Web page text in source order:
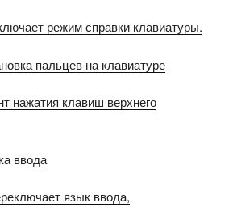
режим справки клавиатуры.
пальцев на клавиатуре
нажатия клавиш верхнего
ввода
язык ввода,